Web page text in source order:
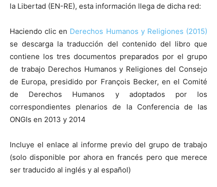
la Libertad (EN-RE), esta información llega de dicha red:
Haciendo clic en Derechos Humanos y Religiones (2015)
se descarga la traducción del contenido del libro que
contiene los tres documentos preparados por el grupo
de trabajo Derechos Humanos y Religiones del Consejo
de Europa, presidido por François Becker, en el Comité
de Derechos Humanos y adoptados por los
correspondientes plenarios de la Conferencia de las
ONGIs en 2013 y 2014
Incluye el enlace al informe previo del grupo de trabajo
(solo disponible por ahora en francés pero que merece
ser traducido al inglés y al español)